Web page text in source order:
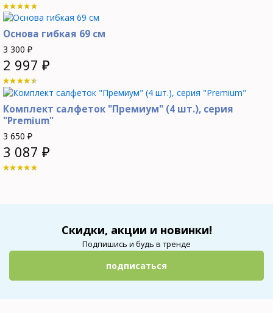
Основа гибкая 69 см
3 300 ₽
2 997 ₽
Комплект салфеток "Премиум" (4 шт.), серия
"Premium"
3 650 ₽
3 087 ₽
Скидки, акции и новинки!
Подпишись и будь в тренде
подписаться